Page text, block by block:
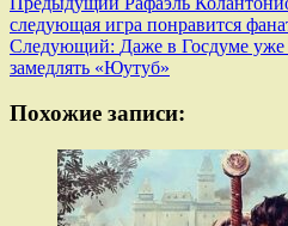
Навигация
записи
следующая игра понравится
Следующий: Даже в Госдуме
замедлять «Юутуб»
Похожие записи: